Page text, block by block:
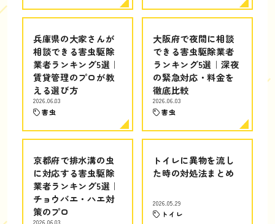
兵庫県の大家さんが
相談できる害虫駆除
業者ランキング5選｜
賃貸管理のプロが教
える選び方
2026.06.03
害虫
大阪府で夜間に相談
できる害虫駆除業者
ランキング5選｜深夜
の緊急対応・料金を
徹底比較
2026.06.03
害虫
京都府で排水溝の虫
に対応する害虫駆除
業者ランキング5選｜
チョウバエ・ハエ対
策のプロ
トイレに異物を流し
た時の対処法まとめ
2026.05.29
トイレ